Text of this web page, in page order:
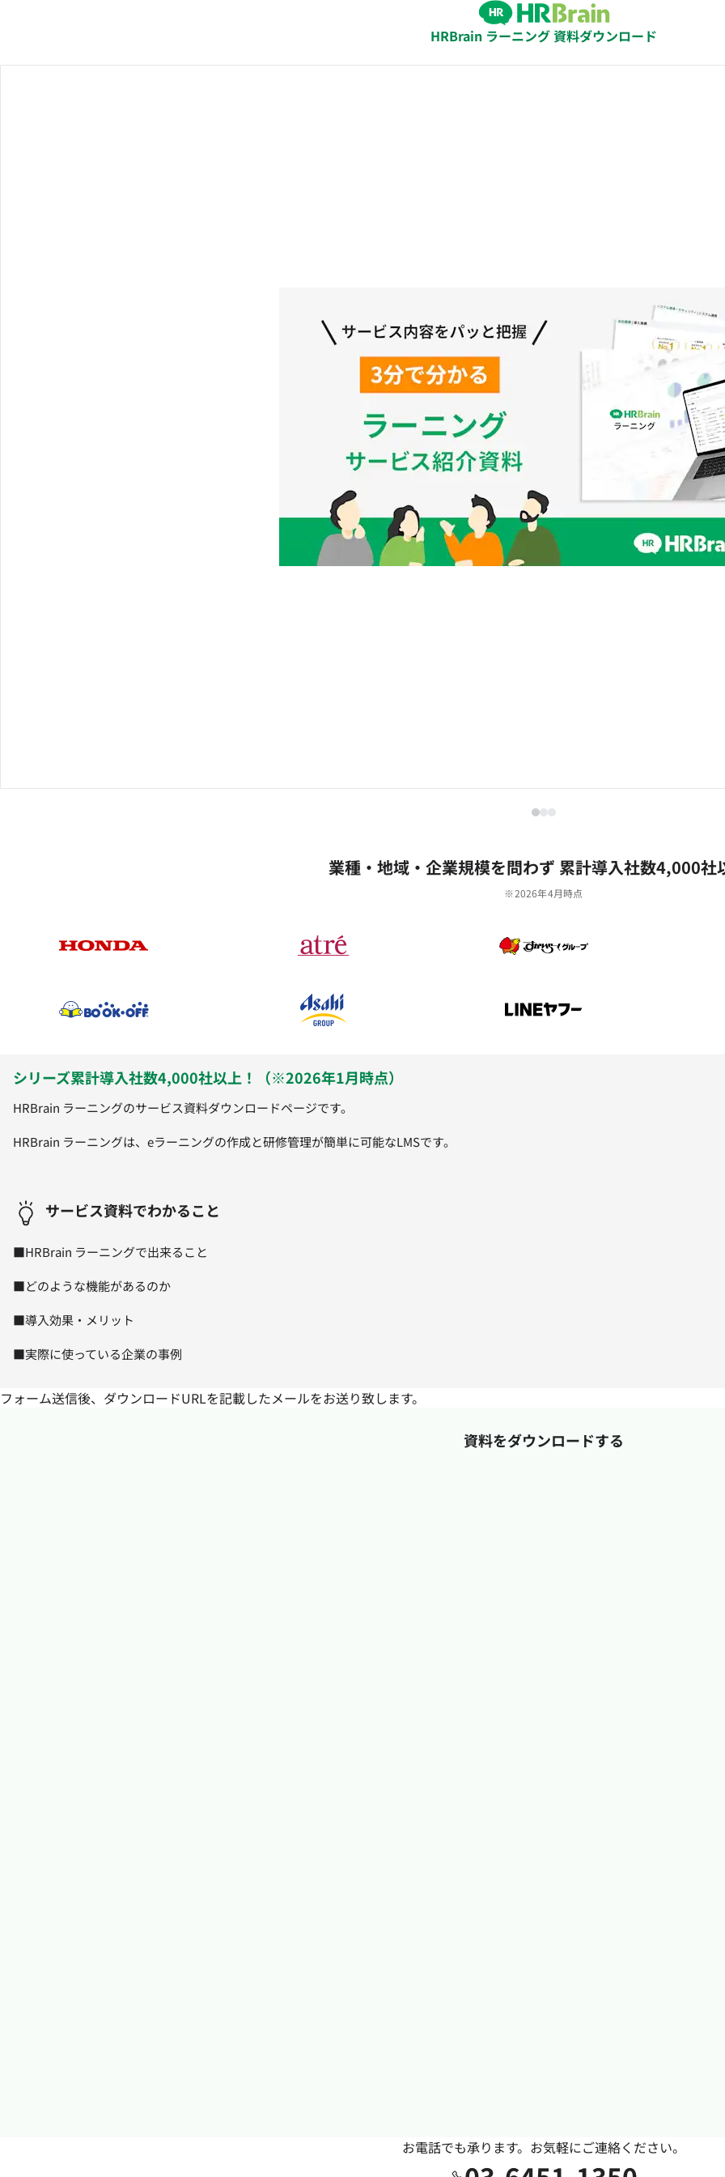
HRBrain ラーニング 資料ダウンロード
業種‧地域‧企業規模を問わず 累計導⼊社数4,000社
※2026年4月時点
シリーズ累計導入社数4,000社以上！（※2026年1月時点）
HRBrain ラーニングのサービス資料ダウンロードページです。
HRBrain ラーニングは、eラーニングの作成と研修管理が簡単に可能なLMSです。
サービス資料でわかること
■HRBrain ラーニングで出来ること
■どのような機能があるのか
■導入効果・メリット
■実際に使っている企業の事例
フォーム送信後、ダウンロードURLを記載したメールをお送り致します。
資料をダウンロードする
お電話でも承ります。お気軽にご連絡ください。